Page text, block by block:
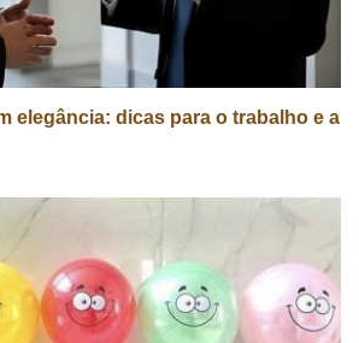
elegância: dicas para o trabalho e a